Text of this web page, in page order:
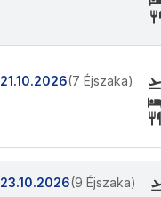
21.10.2026(7 Éjszaka)
23.10.2026(9 Éjszaka)